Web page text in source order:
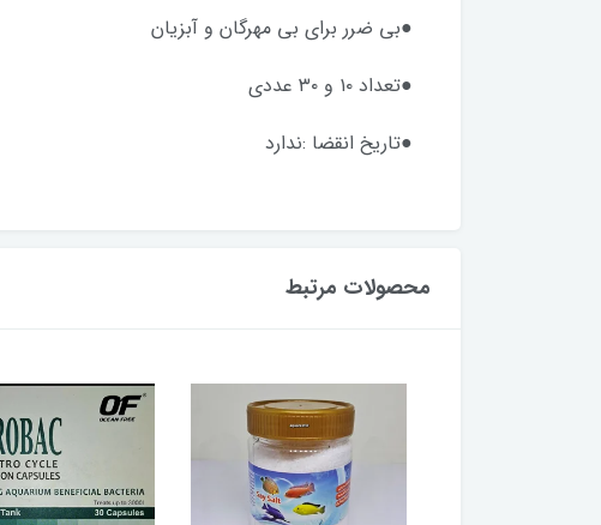
●بی ضرر برای بی مهرگان و آبزیان
●تعداد ۱۰ و ۳۰ عددی
●تاریخ انقضا :ندارد
محصولات مرتبط